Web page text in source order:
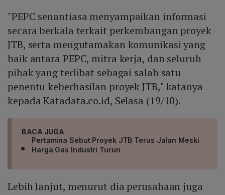
"PEPC senantiasa menyampaikan informasi
secara berkala terkait perkembangan proyek
JTB, serta mengutamakan komunikasi yang
baik antara PEPC, mitra kerja, dan seluruh
pihak yang terlibat sebagai salah satu
penentu keberhasilan proyek JTB," katanya
kepada Katadata.co.id, Selasa (19/10).
BACA JUGA
Pertamina Sebut Proyek JTB Terus Jalan Meski
Harga Gas Industri Turun
Lebih lanjut, menurut dia perusahaan juga